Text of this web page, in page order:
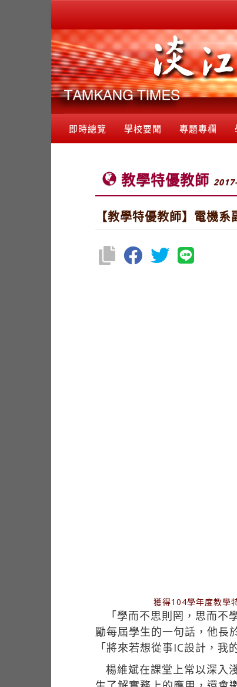
即時總覽 學校要聞 專題專欄
教學特優教師
【教學特優教師】電機
獲得104學年度教學
「學而不思則罔，思而
勵每屆學生的一句話，他長
「將來若想從事IC設計，我
楊維斌在課堂上常以深入